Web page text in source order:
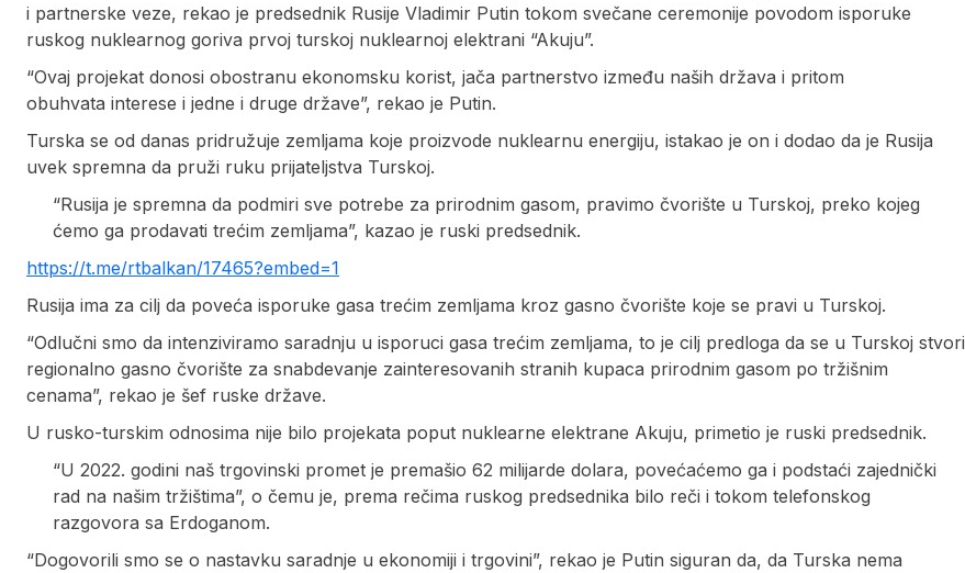
i partnerske veze, rekao je predsednik Rusije Vladimir Putin tokom svečane ceremonije povodom isporuke
ruskog nuklearnog goriva prvoj turskoj nuklearnoj elektrani “Akuju”.
“Ovaj projekat donosi obostranu ekonomsku korist, jača partnerstvo između naših država i pritom
obuhvata interese i jedne i druge države”, rekao je Putin.
Turska se od danas pridružuje zemljama koje proizvode nuklearnu energiju, istakao je on i dodao da je Rusija
uvek spremna da pruži ruku prijateljstva Turskoj.
“Rusija je spremna da podmiri sve potrebe za prirodnim gasom, pravimo čvorište u Turskoj, preko kojeg
ćemo ga prodavati trećim zemljama”, kazao je ruski predsednik.
https://t.me/rtbalkan/17465?embed=1
Rusija ima za cilj da poveća isporuke gasa trećim zemljama kroz gasno čvorište koje se pravi u Turskoj.
“Odlučni smo da intenziviramo saradnju u isporuci gasa trećim zemljama, to je cilj predloga da se u Turskoj stvori
regionalno gasno čvorište za snabdevanje zainteresovanih stranih kupaca prirodnim gasom po tržišnim
cenama”, rekao je šef ruske države.
U rusko-turskim odnosima nije bilo projekata poput nuklearne elektrane Akuju, primetio je ruski predsednik.
“U 2022. godini naš trgovinski promet je premašio 62 milijarde dolara, povećaćemo ga i podstaći zajednički
rad na našim tržištima”, o čemu je, prema rečima ruskog predsednika bilo reči i tokom telefonskog
razgovora sa Erdoganom.
“Dogovorili smo se o nastavku saradnje u ekonomiji i trgovini”, rekao je Putin siguran da, da Turska nema